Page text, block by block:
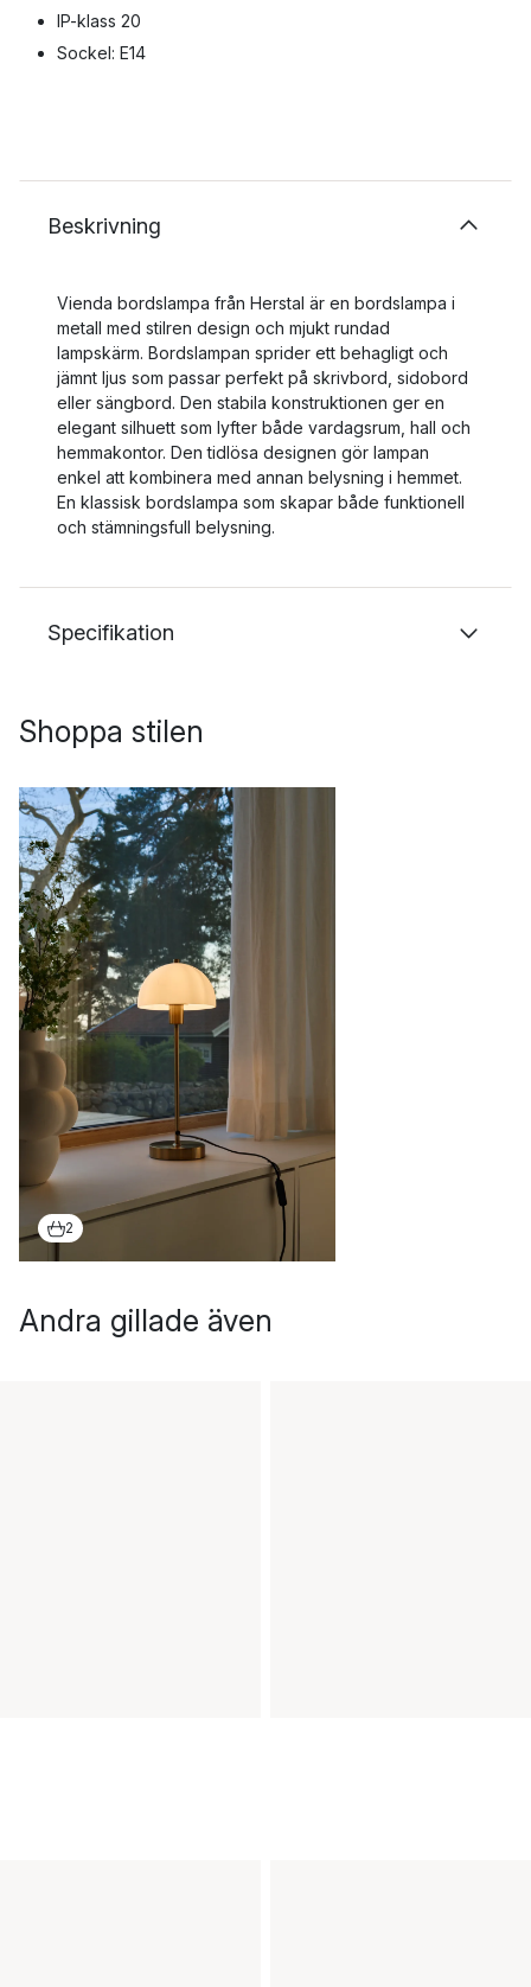
IP-klass 20
Sockel: E14
Beskrivning
Vienda bordslampa från Herstal är en bordslampa i
metall med stilren design och mjukt rundad
lampskärm. Bordslampan sprider ett behagligt och
jämnt ljus som passar perfekt på skrivbord, sidobord
eller sängbord. Den stabila konstruktionen ger en
elegant silhuett som lyfter både vardagsrum, hall och
hemmakontor. Den tidlösa designen gör lampan
enkel att kombinera med annan belysning i hemmet.
En klassisk bordslampa som skapar både funktionell
och stämningsfull belysning.
Specifikation
Shoppa stilen
2
Andra gillade även